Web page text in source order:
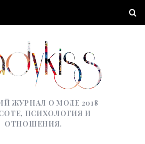
ЖУРНАЛ О МОДЕ 2018
ПСИХОЛОГИЯ И
ОТНОШЕНИЯ.